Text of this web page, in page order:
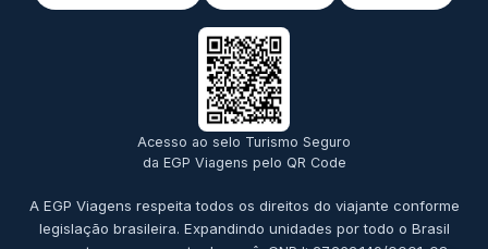
Acesso ao selo Turismo Seguro
da EGP Viagens pelo QR Code
A EGP Viagens respeita todos os direitos do viajante conforme
legislação brasileira. Expandindo unidades por todo o Brasil